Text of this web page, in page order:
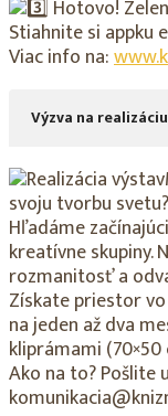
Hotovo!
Stiahnite si appku
Viac info na:
Výzva na
svoju tvorbu svetu?
Hľadáme
kreatívne skupiny.
rozmanitosť a
Získate priestor
na jeden až dva
kliprámami (70×50
Ako na to? Pošlite